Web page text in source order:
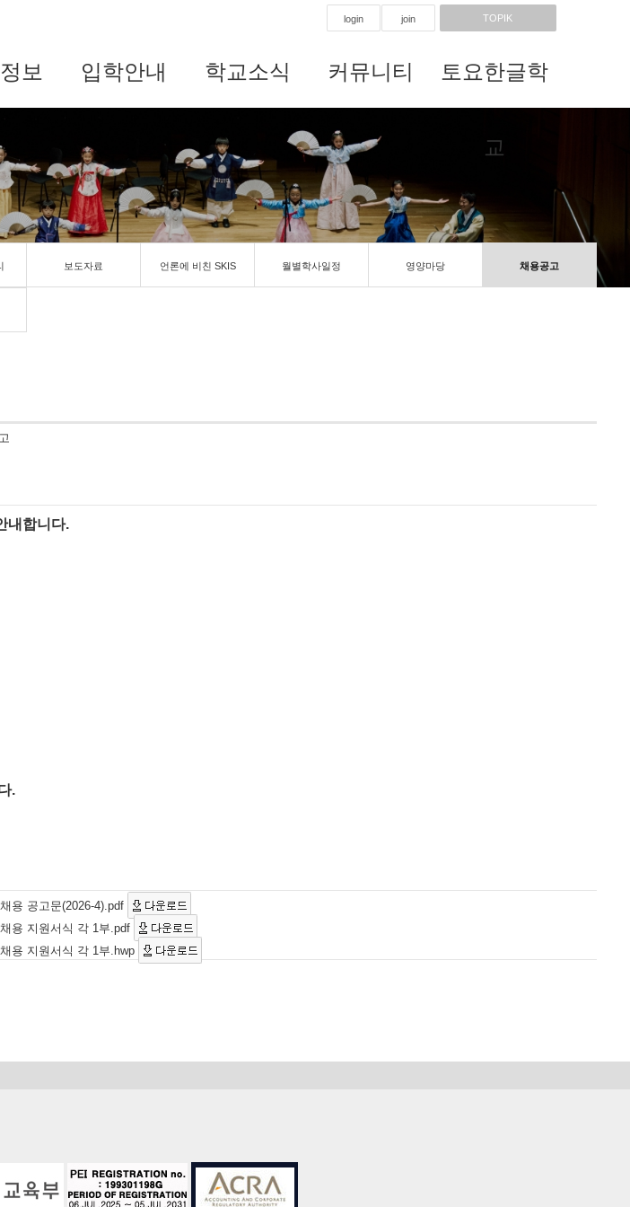
login join TOPIK
보 입학안내 학교소식 커뮤니티 토요한글학
교
보도자료 언론에 비친 SKIS 월별학사일정 영양마당 채용공고
내합니다.
.
용 공고문(2026-4).pdf
용 지원서식 각 1부.pdf
용 지원서식 각 1부.hwp